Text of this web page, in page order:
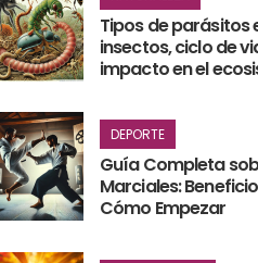
Tipos de parásitos
insectos, ciclo de
impacto en el
DEPORTE
Guía Completa
Marciales:
Cómo Empezar